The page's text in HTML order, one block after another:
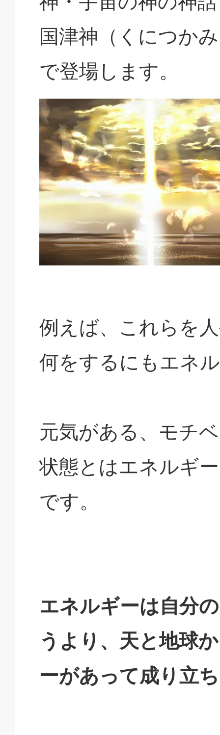
国津神（くにつか
で登場します。
例えば、これらを
何をするにもエネ
元気がある、モチ
状態とはエネルギ
です。
エネルギーは自分
うより、天と地球
ーがあって成り立